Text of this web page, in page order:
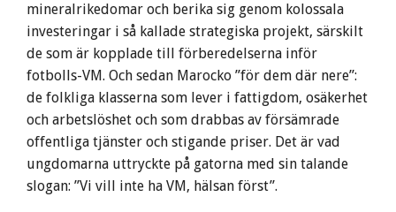
mineralrikedomar och berika sig genom kolossala
investeringar i så kallade strategiska projekt, särskilt
de som är kopplade till förberedelserna inför
fotbolls-VM. Och sedan Marocko ”för dem där nere”:
de folkliga klasserna som lever i fattigdom, osäkerhet
och arbetslöshet och som drabbas av försämrade
offentliga tjänster och stigande priser. Det är vad
ungdomarna uttryckte på gatorna med sin talande
slogan: ”Vi vill inte ha VM, hälsan först”.